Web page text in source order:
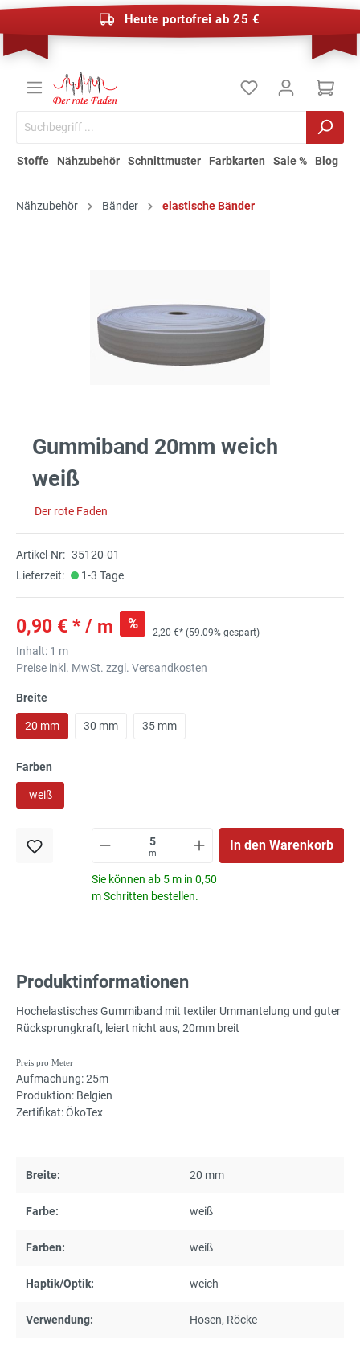
Heute portofrei ab 25 €
Stoffe Nähzubehör Schnittmuster Farbkarten Sale % Blog
Nähzubehör Bänder elastische Bänder
Gummiband 20mm weich
weiß
Der rote Faden
Artikel-Nr: 35120-01
Lieferzeit:
1-3 Tage
0,90 € * / m %
2,20 €* (59.09% gespart)
Inhalt: 1 m
Preise inkl. MwSt. zzgl. Versandkosten
Breite
20 mm 30 mm 35 mm
Farben
weiß
m
In den Warenkorb
Sie können ab 5 m in 0,50
m Schritten bestellen.
Produktinformationen
Hochelastisches Gummiband mit textiler Ummantelung und guter
Rücksprungkraft, leiert nicht aus, 20mm breit
Preis pro Meter
Aufmachung: 25m
Produktion: Belgien
Zertifikat: ÖkoTex
Breite: 20 mm
Farbe: weiß
Farben: weiß
Haptik/Optik: weich
Verwendung: Hosen, Röcke